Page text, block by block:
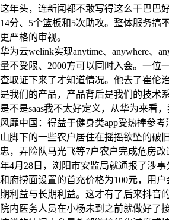
这年头，连新闻都不敢写得这么干巴巴
14分、5个篮板和5次助攻。整体服务搞
更严格的审视。
华为云welink实现anytime、anywhere、
量不受限、2000方可以同时入会。一位
查取证下来了才知道情况。他去了崔伦
是我们的产品，产品背后是我们的技术
是不是saas我不太好定义，从华为来看
风靡中国：得益于健身类app受热捧参
山脚下的一些农户居住在摇摇欲坠的破
忠，弄险队马光飞等7户农户完成危房
年4月28日，浏阳市安监局就通报了涉
和府捞面设置的首充价格为100元，用
期利益与长期利益。这才有了后来抖音
院内医务人员在小杨未到之前就做好了